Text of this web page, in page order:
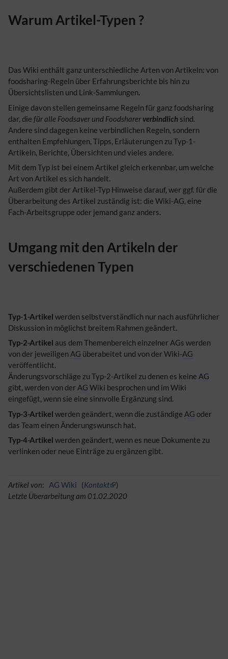
Warum Artikel-Typen ?
Das Wiki enthält ganz unterschiedliche Arten von Artikeln: von
foodsharing-Regeln über Erfahrungsberichte bis hin zu
Übersichtslisten und Link-Sammlungen.
Einige davon stellen gemeinsame Regeln für ganz foodsharing
dar, die für alle Foodsaver und Foodsharerverbindlich sind.
Andere sind dagegen keine verbindlichen Regeln, sondern
enthalten Empfehlungen, Tipps, Erläuterungen zu Typ-1-
Artikeln, Berichte, Übersichten und vieles andere.
Mit dem Typ ist bei einem Artikel gleich erkennbar, um welche
Art von Artikel es sich handelt.
Außerdem gibt der Artikel-Typ Hinweise darauf, wer ggf. für die
Überarbeitung des Artikel zuständig ist: die Wiki-AG, eine
Fach-Arbeitsgruppe oder jemand ganz anders.
Umgang mit den Artikeln der
verschiedenen Typen
Typ-1-Artikel werden selbstverständlich nur nach ausführlicher
Diskussion in möglichst breitem Rahmen geändert.
Typ-2-Artikel aus dem Themenbereich einzelner AGs werden
von der jeweiligen AG überabeitet und von der Wiki-AG
veröffentlicht.
Änderungsvorschläge zu Typ-2-Artikel zu denen es keine AG
gibt, werden von der AG Wiki besprochen und im Wiki
eingefügt, wenn sie eine sinnvolle Ergänzung sind.
Typ-3-Artikel werden geändert, wenn die zuständige AG oder
das Team einen Änderungswunsch hat.
Typ-4-Artikel werden geändert, wenn es neue Dokumente zu
verlinken oder neue Einträge zu ergänzen gibt.
Artikel von: AG Wiki (Kontakt
)
Letzte Überarbeitung am 01.02.2020